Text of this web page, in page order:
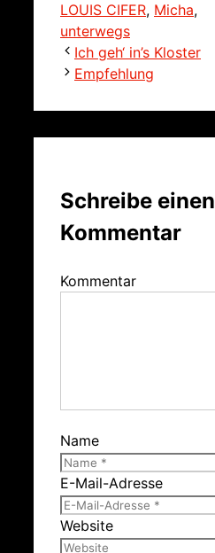
LOUIS CIFER, Micha,
unterwegs
Ich geh‘ in’s Kloster
Empfehlung
Schreibe einen
Kommentar
Kommentar
Name
E-Mail-Adresse
Website